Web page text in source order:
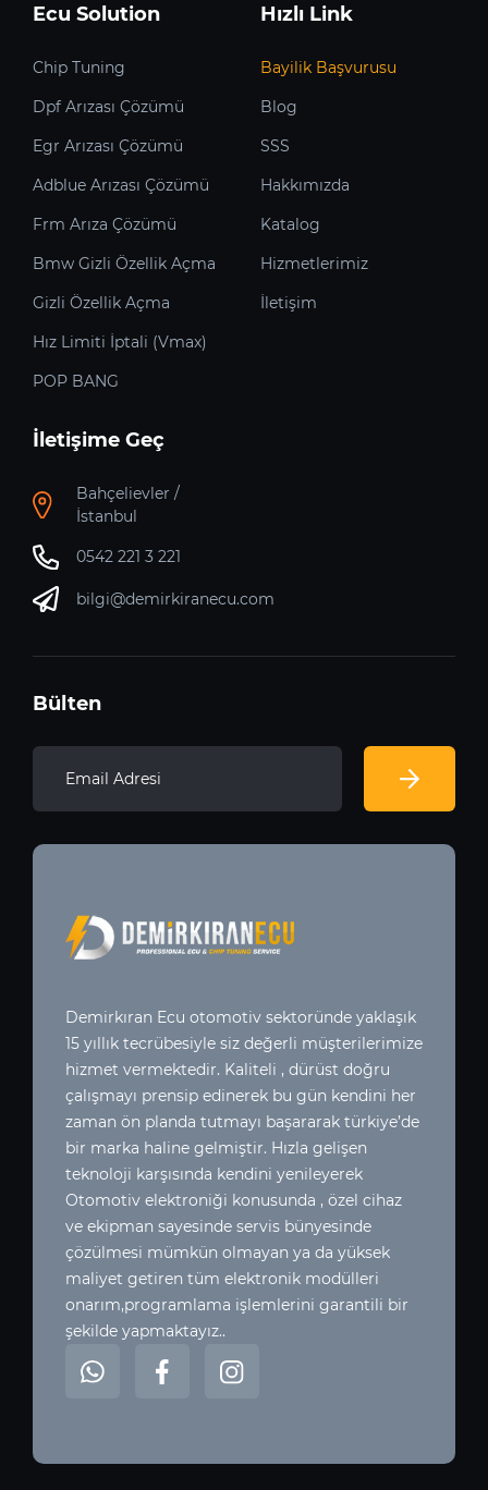
Ecu Solution
Chip Tuning
Dpf Arızası Çözümü
Egr Arızası Çözümü
Adblue Arızası Çözümü
Frm Arıza Çözümü
Bmw Gizli Özellik Açma
Gizli Özellik Açma
Hız Limiti İptali (Vmax)
POP BANG
Hızlı Link
Bayilik Başvurusu
Blog
SSS
Hakkımızda
Katalog
Hizmetlerimiz
İletişim
İletişime Geç
Bahçelievler /
İstanbul
0542 221 3 221
bilgi@demirkiranecu.com
Bülten
Demirkıran Ecu otomotiv sektoründe yaklaşık
15 yıllık tecrübesiyle siz değerli müşterilerimize
hizmet vermektedir. Kaliteli , dürüst doğru
çalışmayı prensip edinerek bu gün kendini her
zaman ön planda tutmayı başararak türkiye’de
bir marka haline gelmiştir. Hızla gelişen
teknoloji karşısında kendini yenileyerek
Otomotiv elektroniği konusunda , özel cihaz
ve ekipman sayesinde servis bünyesinde
çözülmesi mümkün olmayan ya da yüksek
maliyet getiren tüm elektronik modülleri
onarım,programlama işlemlerini garantili bir
şekilde yapmaktayız..